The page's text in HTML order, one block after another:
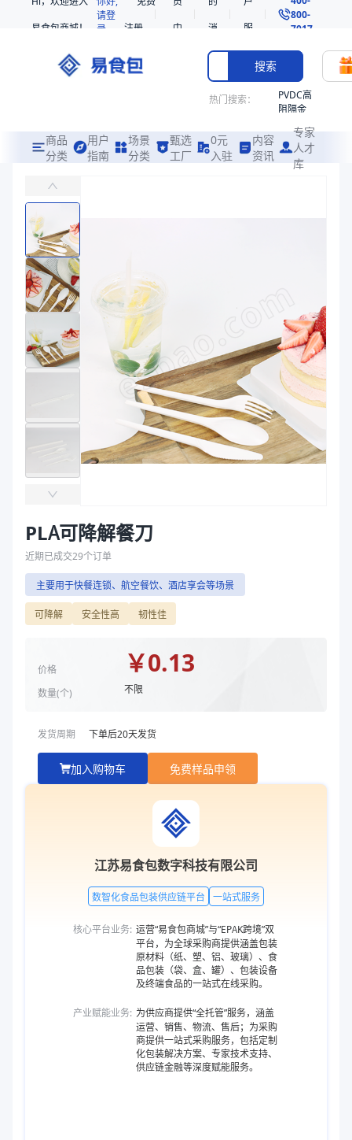
易食包商城！
请登
录
注册
中
消
息
服
务
800-
7017
搜索
热门搜索：
PVDC高
阻隔金
共挤热
收缩袋
SE53
热收缩
袋
拉伸膜
商品
分类
用户
指南
场景
分类
甄选
工厂
0元
入驻
内容
资讯
专家
人才
库
主要用于快餐连锁、航空餐饮、酒店享会等场景
易食包（EPAK）专注于PLA可降解餐刀包装，提供详尽的规格参数、
产品卖点：可降解、安全性高、韧性佳
应用场景：主要用于快餐连锁、航空餐饮、酒店享会等场景
价格：￥0.13
商品参数
商品分类
塑料餐刀
主要材质
PLA
长度（mm）
6.5″-165、165
4.2g、4.2
主要材质
4.2
PLA可降解餐刀
近期已成交29个订单
主要用于快餐连锁、航空餐饮、酒店享会等场景
可降解 安全性高 韧性佳
价格
数量(个)
￥0.13
不限
发货周期 下单后20天发货
加入购物车 免费样品申领
江苏易食包数字科技有限公司
数智化食品包装供应链平台 一站式服务
核心平台业务: 运营“易食包商城”与“EPAK跨境”双
平台，为全球采购商提供涵盖包装
原材料（纸、塑、铝、玻璃）、食
品包装（袋、盒、罐）、包装设备
及终端食品的一站式在线采购。
产业赋能业务: 为供应商提供“全托管”服务，涵盖
运营、销售、物流、售后；为采购
商提供一站式采购服务，包括定制
化包装解决方案、专家技术支持、
供应链金融等深度赋能服务。